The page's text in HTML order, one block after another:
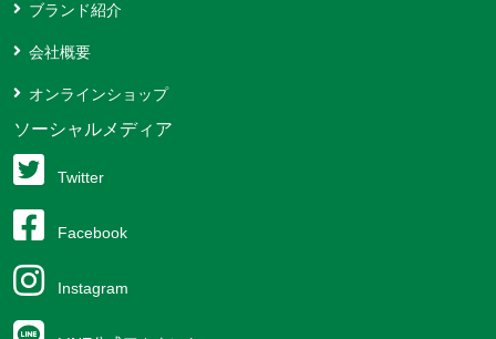
ブランド紹介
会社概要
オンラインショップ
ソーシャルメディア
Twitter
Facebook
Instagram